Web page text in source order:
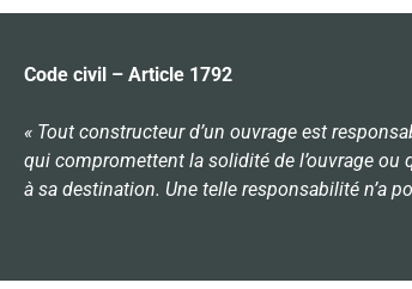
Code civil – Article 1792
« Tout constructeur d’un ouvrage est
qui compromettent la solidité de l’ouvrage ou
à sa destination. Une telle responsabilité n’a